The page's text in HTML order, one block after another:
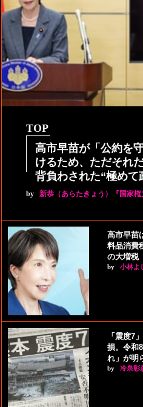
TOP
高市早苗が「公約を
けるため、ただそれ
背負わされた“極めて
by 新恭（あらたきょう）『国家
高市早苗
料品消費
の大増税
by 小林よ
「震度7
損。令和
れ」が明
by 冷泉彰